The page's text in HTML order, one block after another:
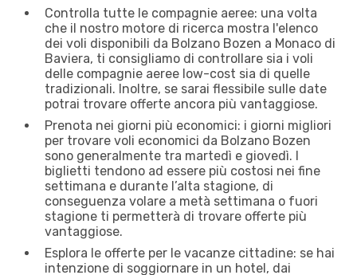
Controlla tutte le compagnie aeree: una volta
che il nostro motore di ricerca mostra l'elenco
dei voli disponibili da Bolzano Bozen a Monaco di
Baviera, ti consigliamo di controllare sia i voli
delle compagnie aeree low-cost sia di quelle
tradizionali. Inoltre, se sarai flessibile sulle date
potrai trovare offerte ancora più vantaggiose.
Prenota nei giorni più economici: i giorni migliori
per trovare voli economici da Bolzano Bozen
sono generalmente tra martedì e giovedì. I
biglietti tendono ad essere più costosi nei fine
settimana e durante l’alta stagione, di
conseguenza volare a metà settimana o fuori
stagione ti permetterà di trovare offerte più
vantaggiose.
Esplora le offerte per le vacanze cittadine: se hai
intenzione di soggiornare in un hotel, dai